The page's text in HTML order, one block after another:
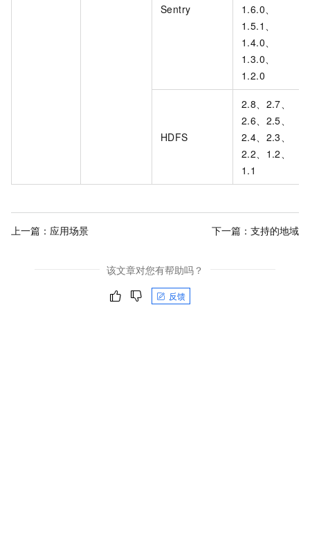
Sentry
1.6.0、
1.5.1、
1.4.0、
1.3.0、
1.2.0
HDFS
2.8、2.7、
2.6、2.5、
2.4、2.3、
2.2、1.2、
1.1
上一篇： 应用场景 下一篇： 支持的地域
该文章对您有帮助吗？
反馈